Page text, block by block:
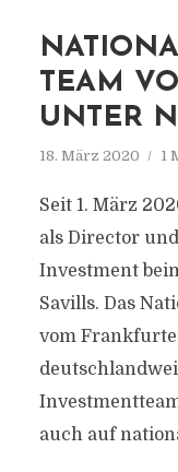
TEAM
UNTER
18. März 2020 1
Seit 1. März
als Director
Investment
Savills. Das
vom
auch auf